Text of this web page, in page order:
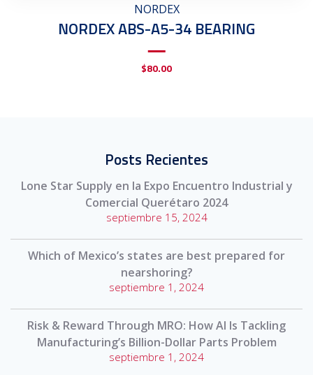
NORDEX
NORDEX ABS-A5-34 BEARING
$80.00
Posts Recientes
Lone Star Supply en la Expo Encuentro Industrial y
Comercial Querétaro 2024
septiembre 15, 2024
Which of Mexico’s states are best prepared for
nearshoring?
septiembre 1, 2024
Risk & Reward Through MRO: How AI Is Tackling
Manufacturing’s Billion-Dollar Parts Problem
septiembre 1, 2024